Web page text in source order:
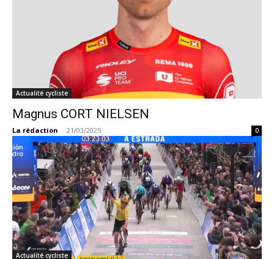
Actualité cycliste
Magnus CORT NIELSEN
La rédaction - 21/03/2025 0
Actualité cycliste